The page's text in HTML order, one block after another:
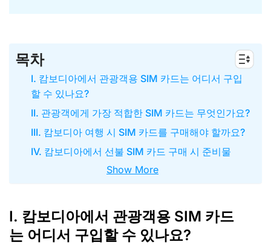
목차
I. 캄보디아에서 관광객용 SIM 카드는 어디서 구입
할 수 있나요?
II. 관광객에게 가장 적합한 SIM 카드는 무엇인가요?
III. 캄보디아 여행 시 SIM 카드를 구매해야 할까요?
IV. 캄보디아에서 선불 SIM 카드 구매 시 준비물
Show More
I. 캄보디아에서 관광객용 SIM 카드
는 어디서 구입할 수 있나요?